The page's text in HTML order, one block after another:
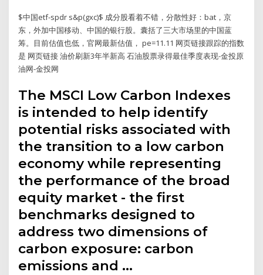
$中国etf-spdr s&p(gxc)$ 成分股看着不错，分散性好：bat，京
东，外加中国移动、中国的银行股。囊括了三大市场里的中国蓝
筹。目前估值也低，官网最新估值， pe=11.11 网页链接跟踪的指数
是 网页链接 油价刷新3年半新高 石油股票录得最佳季度表现-金投原
油网-金投网
The MSCI Low Carbon Indexes
is intended to help identify
potential risks associated with
the transition to a low carbon
economy while representing
the performance of the broad
equity market - the first
benchmarks designed to
address two dimensions of
carbon exposure: carbon
emissions and …